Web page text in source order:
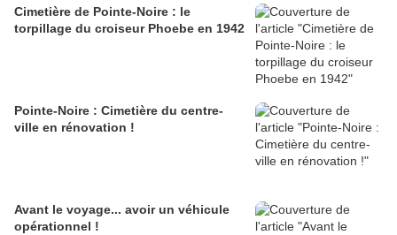
Cimetière de Pointe-Noire : le
torpillage du croiseur Phoebe en 1942
Pointe-Noire : Cimetière du centre-
ville en rénovation !
Avant le voyage... avoir un véhicule
opérationnel !